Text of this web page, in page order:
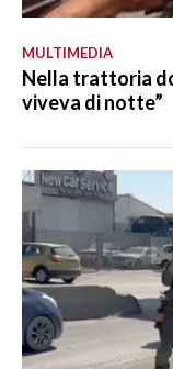
MULTIMEDIA
Nella trattoria
viveva di notte”